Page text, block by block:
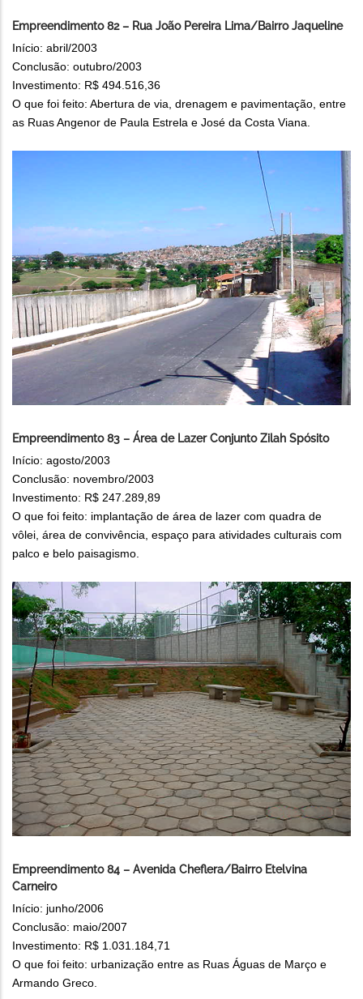
Empreendimento 82 – Rua João Pereira Lima/Bairro Jaqueline
Início: abril/2003
Conclusão: outubro/2003
Investimento: R$ 494.516,36
O que foi feito: Abertura de via, drenagem e pavimentação, entre
as Ruas Angenor de Paula Estrela e José da Costa Viana.
Empreendimento 83 – Área de Lazer Conjunto Zilah Spósito
Início: agosto/2003
Conclusão: novembro/2003
Investimento: R$ 247.289,89
O que foi feito: implantação de área de lazer com quadra de
vôlei, área de convivência, espaço para atividades culturais com
palco e belo paisagismo.
Empreendimento 84 – Avenida Cheflera/Bairro Etelvina
Carneiro
Início: junho/2006
Conclusão: maio/2007
Investimento: R$ 1.031.184,71
O que foi feito: urbanização entre as Ruas Águas de Março e
Armando Greco.